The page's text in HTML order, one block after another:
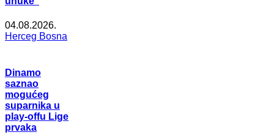
04.08.2026.
Herceg Bosna
Dinamo
saznao
mogućeg
suparnika u
play-offu Lige
prvaka